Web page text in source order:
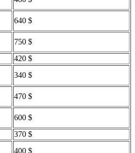
640 $
750 $
420 $
340 $
470 $
600 $
370 $
400 $